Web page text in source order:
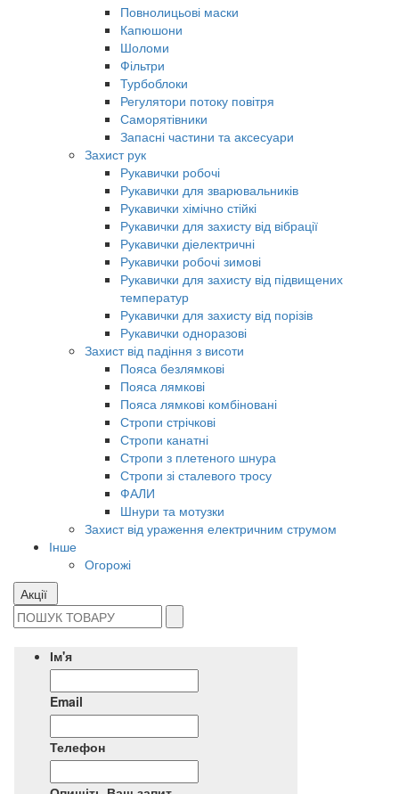
Повнолицьові маски
Капюшони
Шоломи
Фільтри
Турбоблоки
Регулятори потоку повітря
Саморятівники
Запасні частини та аксесуари
Захист рук
Рукавички робочі
Рукавички для зварювальників
Рукавички хімічно стійкі
Рукавички для захисту від вібрації
Рукавички діелектричні
Рукавички робочі зимові
Рукавички для захисту від підвищених
температур
Рукавички для захисту від порізів
Рукавички одноразові
Захист від падіння з висоти
Пояса безлямкові
Пояса лямкові
Пояса лямкові комбіновані
Стропи стрічкові
Стропи канатні
Стропи з плетеного шнура
Стропи зі сталевого тросу
ФАЛИ
Шнури та мотузки
Захист від ураження електричним струмом
Інше
Огорожі
Акції
Ім'я
Email
Телефон